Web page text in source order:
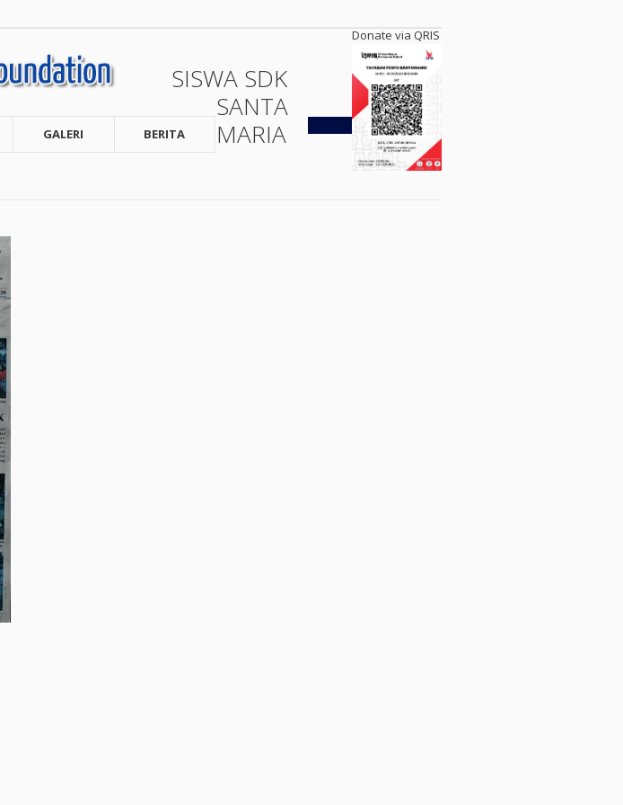
Donate via QRIS
GALERI BERITA
SISWA SDK
SANTA
MARIA